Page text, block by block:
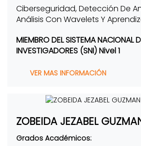
Ciberseguridad, Detección De
Análisis Con Wavelets Y
MIEMBRO DEL SISTEMA NACIONAL
INVESTIGADORES (SNI) Nivel 1
VER MAS INFORMACIÓN
ZOBEIDA JEZABEL
Grados Académicos: